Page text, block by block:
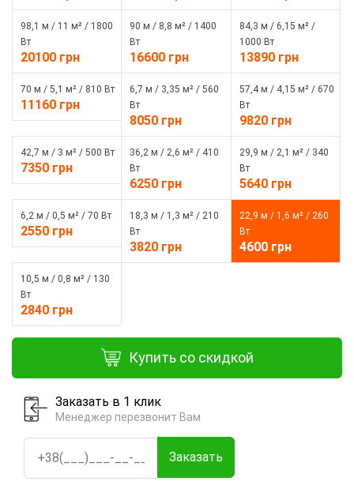
98,1 м / 11 м² / 1800
Вт
20100 грн
90 м / 8,8 м² / 1400
Вт
16600 грн
84,3 м / 6,15 м² /
1000 Вт
13890 грн
70 м / 5,1 м² / 810 Вт
11160 грн
6,7 м / 3,35 м² / 560
Вт
8050 грн
57,4 м / 4,15 м² / 670
Вт
9820 грн
42,7 м / 3 м² / 500 Вт
7350 грн
36,2 м / 2,6 м² / 410
Вт
6250 грн
29,9 м / 2,1 м² / 340
Вт
5640 грн
6,2 м / 0,5 м² / 70 Вт
2550 грн
18,3 м / 1,3 м² / 210
Вт
3820 грн
22,9 м / 1,6 м² / 260
Вт
4600 грн
10,5 м / 0,8 м² / 130
Вт
2840 грн
Купить со скидкой
Заказать в 1 клик
Менеджер перезвонит Вам
Заказать